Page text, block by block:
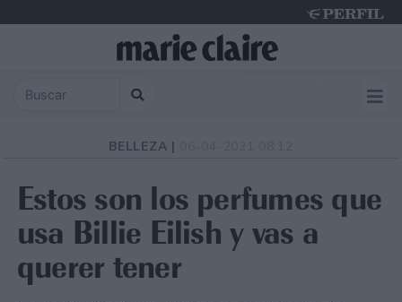
BELLEZA |
Estos son los perfumes que
usa Billie Eilish y vas a
querer tener